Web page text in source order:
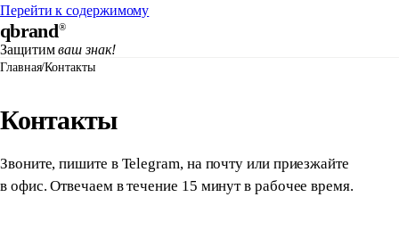
Перейти к содержимому
qbrand®
Защитимваш знак!
Главная/Контакты
Контакты
Звоните, пишите в Telegram, на почту или приезжайте
в офис. Отвечаем в течение 15 минут в рабочее время.